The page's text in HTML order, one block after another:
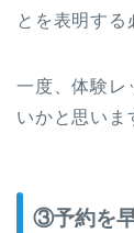
とを表明する
一度、体験レ
いかと思いま
③予約を